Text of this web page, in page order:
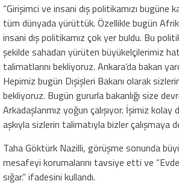
“Girişimci ve insani dış politikamızı bugüne
tüm dünyada yürüttük. Özellikle bugün
insani dış politikamız çok yer buldu. Bu
şekilde sahadan yürüten büyükelçilerimiz
talimatlarını bekliyoruz. Ankara’da bakan
Hepimiz bugün Dışişleri Bakanı olarak
bekliyoruz. Bugün gururla bakanlığı size
Arkadaşlarımız yoğun çalışıyor. İşimiz
aşkıyla sizlerin talimatıyla bizler çalışmaya
Taha Göktürk Nazilli, görüşme sonunda
mesafeyi korumalarını tavsiye etti ve
sığar.” ifadesini kullandı.